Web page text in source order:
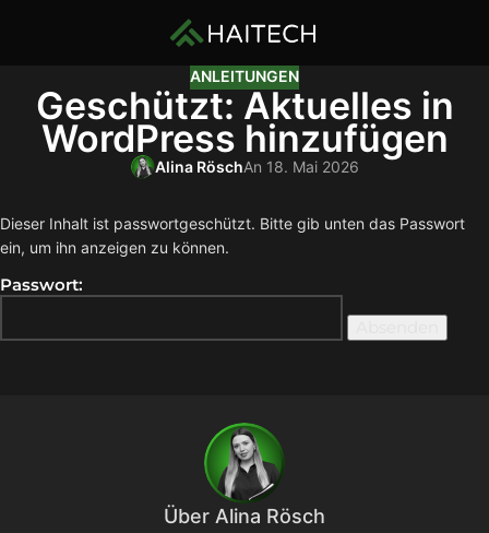
ANLEITUNGEN
Geschützt: Aktuelles in
WordPress hinzufügen
Alina RöschAn 18. Mai 2026
Dieser Inhalt ist passwortgeschützt. Bitte gib unten das Passwort
ein, um ihn anzeigen zu können.
Passwort:
Über Alina Rösch